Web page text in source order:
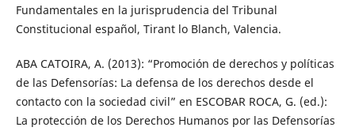
Fundamentales en la jurisprudencia del Tribunal
Constitucional español, Tirant lo Blanch, Valencia.
ABA CATOIRA, A. (2013): “Promoción de derechos y políticas
de las Defensorías: La defensa de los derechos desde el
contacto con la sociedad civil” en ESCOBAR ROCA, G. (ed.):
La protección de los Derechos Humanos por las Defensorías